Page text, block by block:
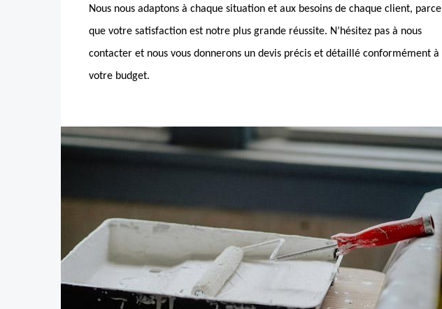
Nous nous adaptons à chaque situation et aux besoins de chaque client, parce
que votre satisfaction est notre plus grande réussite. N’hésitez pas à nous
contacter et nous vous donnerons un devis précis et détaillé conformément à
votre budget.